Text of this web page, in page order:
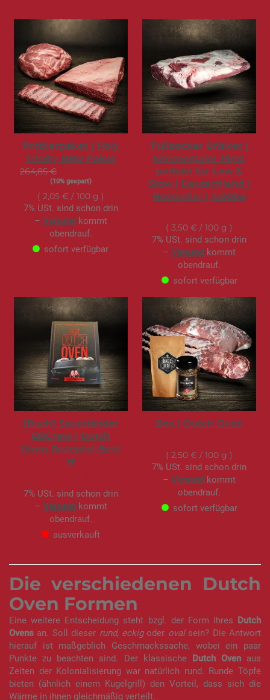
Probierpaket | Holy
Trinity BBQ Paket
264,85 €
o
n
d
e
r
a
n
e
o
(10% gespart)
2,05 €/ 100 g
7% USt. sind schon drin
– Versandkommt
obendrauf.
sofort verfügbar
Fullpacker Brisket |
Simmentaler Rind,
perfekt für Low &
Slow | Deutschland |
Bestseller | 4.000g
3,50 € / 100 g
7% USt. sind schon drin
–Versand kommt
obendrauf.
sofort verfügbar
[Buch] Sauerländer
BBCrew | Dutch
Oven Rezepte| Best
of
7% USt. sind schon drin
– Versandkommt
obendrauf.
ausverkauft
Box | Dutch Oven
2,50 € / 100 g
7% USt. sind schon drin
–Versand kommt
obendrauf.
sofort verfügbar
Die verschiedenen Dutch
Oven Formen
Eine weitere Entscheidung steht bzgl. der Form Ihres Dutch
Ovens an. Soll dieser rund, eckigoder ovalsein? Die Antwort
hierauf ist maßgeblich Geschmackssache, wobei ein paar
Punkte zu beachten sind. Der klassische Dutch Ovenaus
Zeiten der Kolonialisierung war natürlich rund. Runde Töpfe
bieten (ähnlich einem Kugelgrill) den Vorteil, dass sich die
Wärme in ihnen gleichmäßig verteilt.